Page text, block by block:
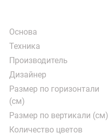
Основа
Техника
Производитель
Дизайнер
Размер по горизонтали
(см)
Размер по вертикали (см)
Количество цветов